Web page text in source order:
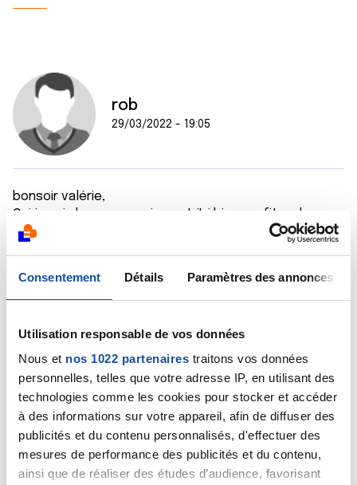
Consentement Détails Paramètres des annonces
Utilisation responsable de vos données
Nous et nos 1022 partenaires traitons vos données
personnelles, telles que votre adresse IP, en utilisant des
technologies comme les cookies pour stocker et accéder
à des informations sur votre appareil, afin de diffuser des
publicités et du contenu personnalisés, d'effectuer des
mesures de performance des publicités et du contenu,
ainsi que de réaliser des études d’audience, favorisant
rob
29/03/2022 - 19:05
bonsoir valérie,
Oui je vais beaucoup mieux et j'ai bien profiter de mon
lit de soleil,je renouvelle mon soutien a votre mari
a son habitude car il connait très bien le sujet.
bon courage a vous deux.
Citer
Val51
29/03/2022 - 20:49